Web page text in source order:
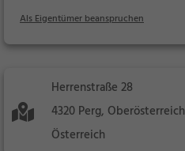
Als Eigentümer beanspruchen
Herrenstraße 28
4320 Perg, Oberösterreich
Österreich